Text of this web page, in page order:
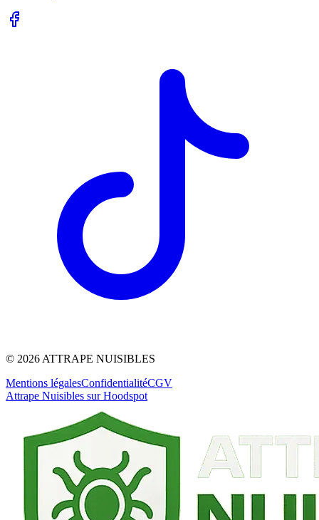
© 2026 ATTRAPE NUISIBLES
Mentions légalesConfidentialitéCGV
Attrape Nuisibles sur Hoodspot